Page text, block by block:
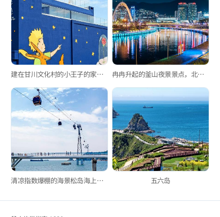
建在甘川文化村的小王子的家——小王子之家 冉冉升起的釜山夜景景点，北港亲水公园
清凉指数爆棚的海景松岛海上缆车！ 五六岛